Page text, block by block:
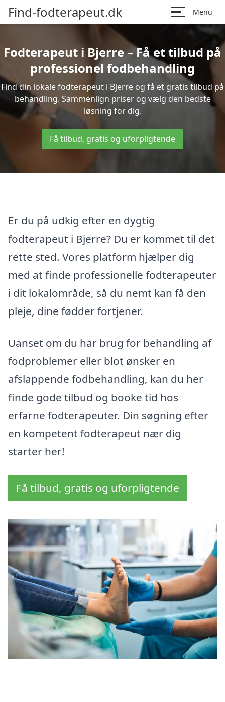
Find-fodterapeut.dk Menu
Fodterapeut i Bjerre – Få et tilbud på
professionel fodbehandling
Find din lokale fodterapeut i Bjerre og få et gratis tilbud på
behandling. Sammenlign priser og vælg den bedste
løsning for dig.
Få tilbud, gratis og uforpligtende
Er du på udkig efter en dygtig
fodterapeut i Bjerre? Du er kommet til det
rette sted. Vores platform hjælper dig
med at finde professionelle fodterapeuter
i dit lokalområde, så du nemt kan få den
pleje, dine fødder fortjener.
Uanset om du har brug for behandling af
fodproblemer eller blot ønsker en
afslappende fodbehandling, kan du her
finde gode tilbud og booke tid hos
erfarne fodterapeuter. Din søgning efter
en kompetent fodterapeut nær dig
starter her!
Få tilbud, gratis og uforpligtende